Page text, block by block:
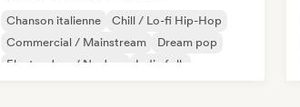
Chanson italienne
Chill / Lo-fi Hip-Hop
Commercial / Mainstream
Dream pop
Electro Jazz / Nu Jazz
Indie folk